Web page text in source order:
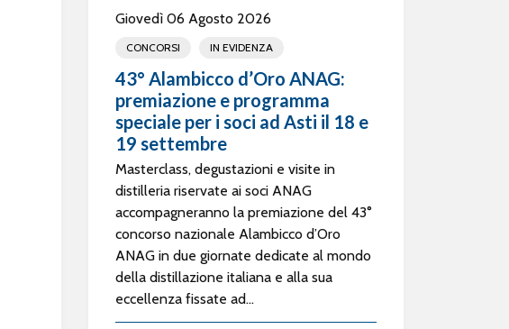
Giovedì 06 Agosto 2026
CONCORSI IN EVIDENZA
43° Alambicco d’Oro ANAG:
premiazione e programma
speciale per i soci ad Asti il 18 e
19 settembre
Masterclass, degustazioni e visite in
distilleria riservate ai soci ANAG
accompagneranno la premiazione del 43°
concorso nazionale Alambicco d’Oro
ANAG in due giornate dedicate al mondo
della distillazione italiana e alla sua
eccellenza fissate ad...